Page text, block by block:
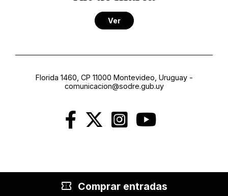
confirmation_number Comprar entradas
Ver
Florida 1460, CP 11000 Montevideo, Uruguay-
comunicacion@sodre.gub.uy